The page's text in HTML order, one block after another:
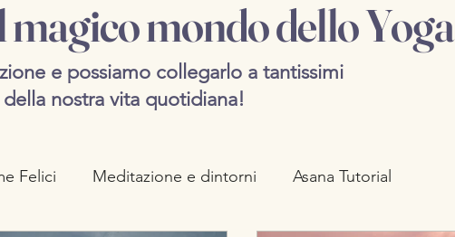
mondo dello Yoga
e possiamo collegarlo a tantissimi
nostra vita quotidiana!
Felici Meditazione e dintorni Asana Tutorial